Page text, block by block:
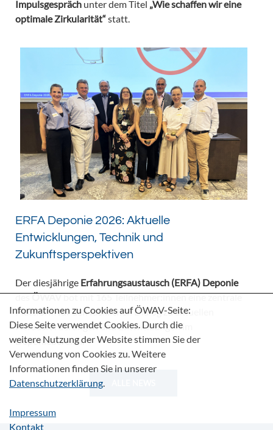
Impulsgespräch unter dem Titel „Wie schaffen wir eine
optimale Zirkularität“statt.
ERFA Deponie 2026: Aktuelle
Entwicklungen, Technik und
Zukunftsperspektiven
Der diesjährige Erfahrungsaustausch (ERFA) Deponie
desÖWAVbot mit 165 Teilnehmer:innen eine zentrale
Plattform für den fachlichen Dialog zu aktuellen
Herausforderungen und Entwicklungen im
Deponiebereich.
Informationen zu Cookies auf ÖWAV-Seite:
Diese Seite verwendet Cookies. Durch die
weitere Nutzung der Website stimmen Sie der
Verwendung von Cookies zu. Weitere
Informationen finden Sie in unserer
Datenschutzerklärung.
Impressum
Kontakt